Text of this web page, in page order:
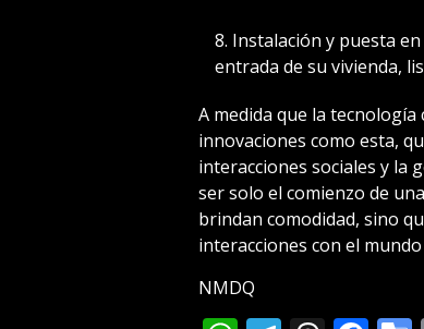
Instalación y puesta
entrada de su vivienda,
A medida que la
innovaciones como esta,
interacciones sociales y la
ser solo el comienzo de
brindan comodidad, sino
interacciones con el
NMDQ